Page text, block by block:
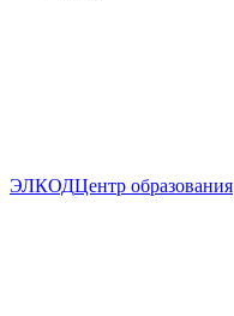
ЭЛКОДЦентр образования